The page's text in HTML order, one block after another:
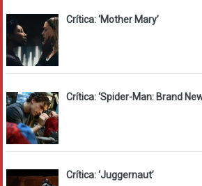
Crítica: ‘Mother Mary’
Crítica: ‘Spider-Man: Brand
Crítica: ‘Juggernaut’